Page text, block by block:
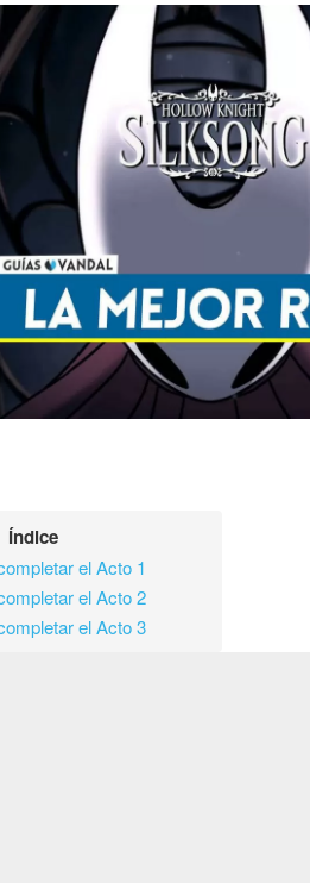
Índice
el Acto 1
el Acto 2
el Acto 3